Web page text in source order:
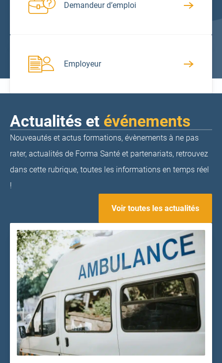
Demandeur d’emploi
Employeur
Actualités et événements
Nouveautés et actus formations, évènements à ne pas
rater, actualités de Forma Santé et partenariats, retrouvez
dans cette rubrique, toutes les informations en temps réel
!
Voir toutes les actualités